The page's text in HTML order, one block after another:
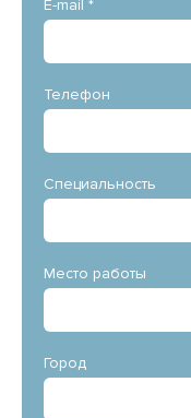
E-mail *
Телефон
Специальность
Место работы
Город